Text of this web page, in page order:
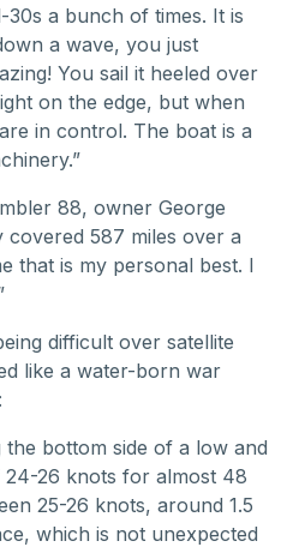
30s a bunch of times. It is
a wave, you just
You sail it heeled over
on the edge, but when
in control. The boat is a
88, owner George
covered 587 miles over a
that is my personal best. I
difficult over satellite
like a water-born war
the bottom side of a low and
24-26 knots for almost 48
25-26 knots, around 1.5
which is not unexpected